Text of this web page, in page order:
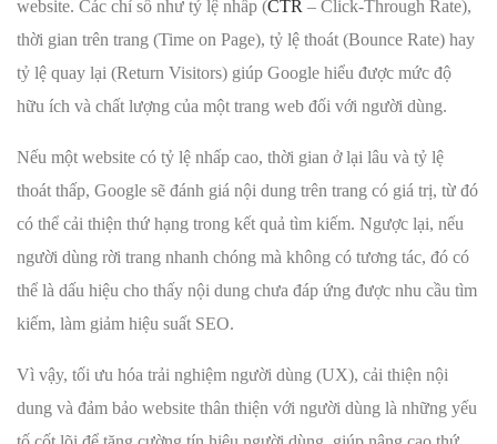
website. Các chỉ số như tỷ lệ nhấp (CTR – Click-Through Rate),
thời gian trên trang (Time on Page), tỷ lệ thoát (Bounce Rate) hay
tỷ lệ quay lại (Return Visitors) giúp Google hiểu được mức độ
hữu ích và chất lượng của một trang web đối với người dùng.
Nếu một website có tỷ lệ nhấp cao, thời gian ở lại lâu và tỷ lệ
thoát thấp, Google sẽ đánh giá nội dung trên trang có giá trị, từ đó
có thể cải thiện thứ hạng trong kết quả tìm kiếm. Ngược lại, nếu
người dùng rời trang nhanh chóng mà không có tương tác, đó có
thể là dấu hiệu cho thấy nội dung chưa đáp ứng được nhu cầu tìm
kiếm, làm giảm hiệu suất SEO.
Vì vậy, tối ưu hóa trải nghiệm người dùng (UX), cải thiện nội
dung và đảm bảo website thân thiện với người dùng là những yếu